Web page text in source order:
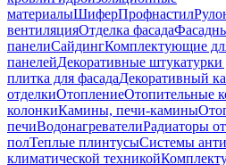
материалыШиферПрофнастил
вентиляцияОтделка фасада
панелиСайдингКомплектующие
панелейДекоративные штукатурки
плитка для фасадаДекоративный
отделкиОтоплениеОтопительные
колонкиКамины, печи-камины
печиВодонагревателиРадиаторы
полТеплые плинтусыСистемы
климатической техникой